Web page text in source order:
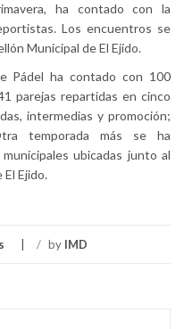
ha contado con la
Los encuentros se
Municipal de El Ejido.
Pádel ha contado con 100
parejas repartidas en cinco
intermedias y promoción;
temporada más se ha
ubicadas junto al
Ejido.
/ by IMD